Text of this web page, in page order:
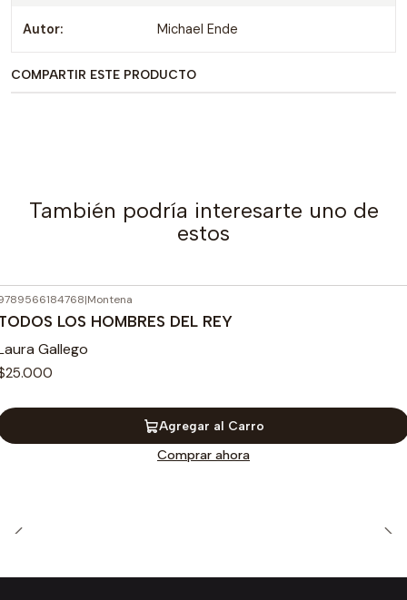
Autor: Michael Ende
COMPARTIR ESTE PRODUCTO
También podría interesarte uno de
estos
|Montena
LOS HOMBRES DEL REY
Gallego
Agregar al Carro
Comprar ahora